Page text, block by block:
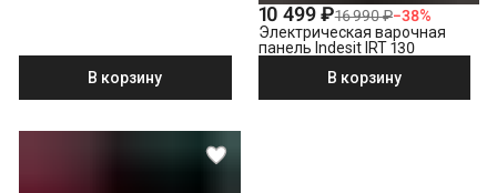
В корзину
10 499 ₽16 990 ₽−38%
Электрическая варочная
панель Indesit IRT 130
В корзину